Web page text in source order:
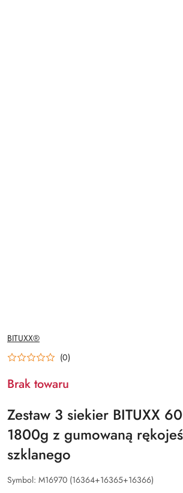
NAZWA
PRODUCENTA:
BITUXX®
(0)
Brak towaru
Zestaw 3 siekier BITUXX
1800g z gumowaną
szklanego
Symbol: M16970 (16364+16365+16366)